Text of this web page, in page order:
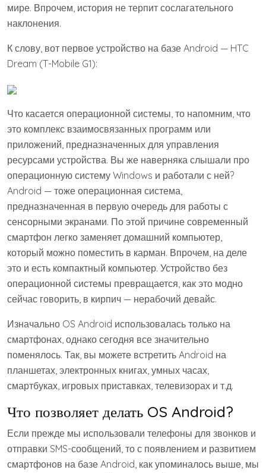
мире. Впрочем, история не терпит сослагательного
наклонения.
К слову, вот первое устройство на базе Android — HTC
Dream (T-Mobile G1):
Что касается операционной системы, то напомним, что
это комплекс взаимосвязанных программ или
приложений, предназначенных для управления
ресурсами устройства. Вы же наверняка слышали про
операционную систему Windows и работали с ней?
Android — тоже операционная система,
предназначенная в первую очередь для работы с
сенсорными экранами. По этой причине современный
смартфон легко заменяет домашний компьютер,
который можно поместить в карман. Впрочем, на деле
это и есть компактный компьютер. Устройство без
операционной системы превращается, как это модно
сейчас говорить, в кирпич — нерабочий девайс.
Изначально OS Android использовалась только на
смартфонах, однако сегодня все значительно
поменялось. Так, вы можете встретить Android на
планшетах, электронных книгах, умных часах,
смартбуках, игровых приставках, телевизорах и т.д.
Что позволяет делать OS Android?
Если прежде мы использовали телефоны для звонков и
отправки SMS-сообщений, то с появлением и развитием
смартфонов на базе Android, как упоминалось выше, мы